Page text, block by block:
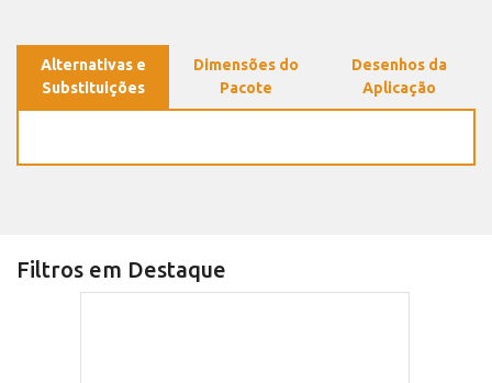
Alternativas e
Substituições
Dimensões do
Pacote
Desenhos da
Aplicação
Filtros em Destaque